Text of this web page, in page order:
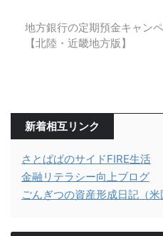
地方銀行の定期預金キャン
【北陸・近畿地方版】
新着相互リンク
さとぱぱのサイドFIRE生活
金融リテラシー向上ブログ
ごんぎつの資産形成日記（米